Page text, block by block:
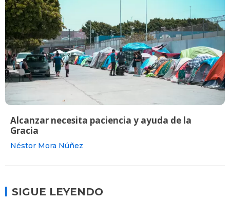
Alcanzar necesita paciencia y ayuda de la
Gracia
Néstor Mora Núñez
SIGUE LEYENDO